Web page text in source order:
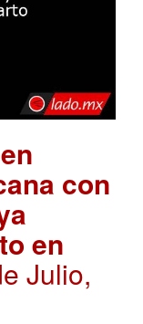
con
en
Julio,